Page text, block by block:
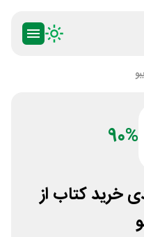
90%
90 درصدی خرید کتاب از